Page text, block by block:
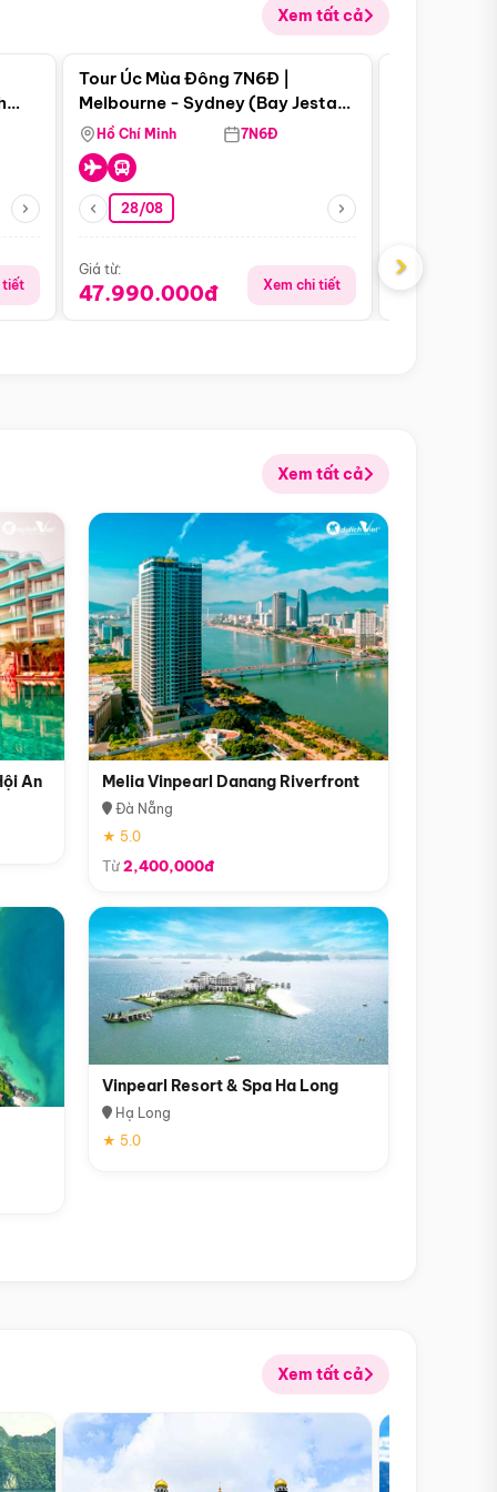
Xem tất cả
tiết
Điểm nổi bật
Tour Úc Mùa Đông 7N6Đ |
Melbourne - Sydney (Bay Jestar
Airways)
Hồ Chí Minh 7N6Đ
28/08
Giá từ:
47.990.000đ Xem chi tiết
Giá từ:
›
Xem tất cả
An Melia Vinpearl Danang Riverfront
Đà Nẵng
★ 5.0
Từ2,400,000đ
Vinpearl Resort & Spa Ha Long
Hạ Long
★ 5.0
Xem tất cả